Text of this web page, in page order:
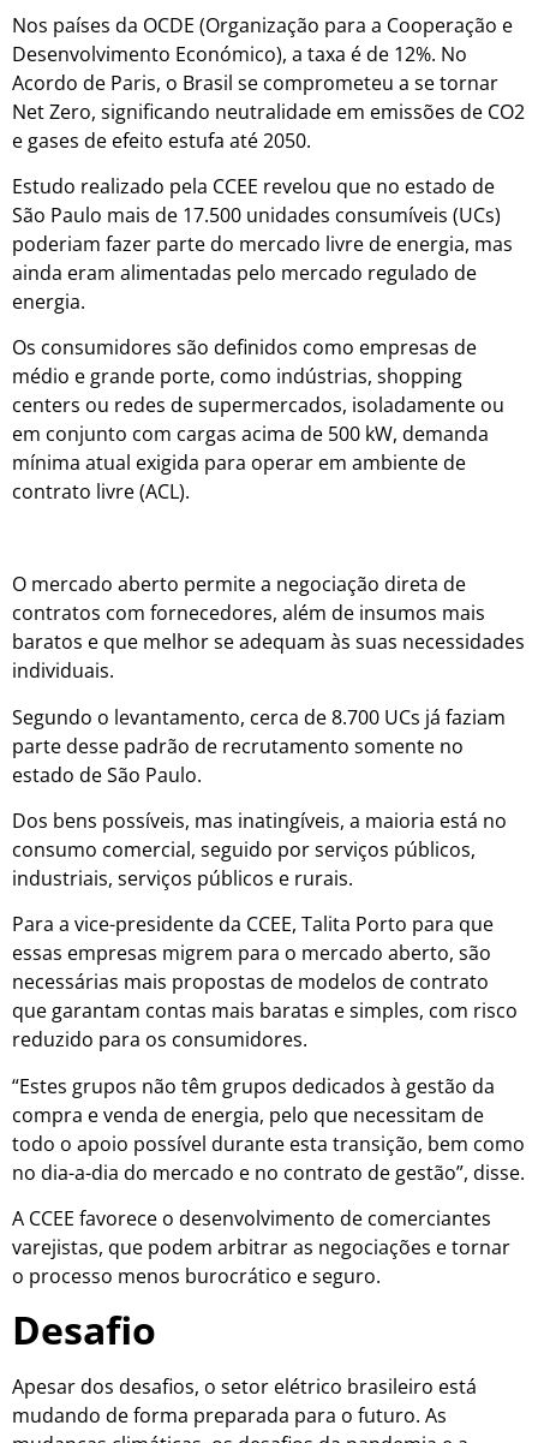
Nos países da OCDE (Organização para a Cooperação e
Desenvolvimento Económico), a taxa é de 12%. No
Acordo de Paris, o Brasil se comprometeu a se tornar
Net Zero, significando neutralidade em emissões de CO2
e gases de efeito estufa até 2050.
Estudo realizado pela CCEE revelou que no estado de
São Paulo mais de 17.500 unidades consumíveis (UCs)
poderiam fazer parte do mercado livre de energia, mas
ainda eram alimentadas pelo mercado regulado de
energia.
Os consumidores são definidos como empresas de
médio e grande porte, como indústrias, shopping
centers ou redes de supermercados, isoladamente ou
em conjunto com cargas acima de 500 kW, demanda
mínima atual exigida para operar em ambiente de
contrato livre (ACL).
O mercado aberto permite a negociação direta de
contratos com fornecedores, além de insumos mais
baratos e que melhor se adequam às suas necessidades
individuais.
Segundo o levantamento, cerca de 8.700 UCs já faziam
parte desse padrão de recrutamento somente no
estado de São Paulo.
Dos bens possíveis, mas inatingíveis, a maioria está no
consumo comercial, seguido por serviços públicos,
industriais, serviços públicos e rurais.
Para a vice-presidente da CCEE, Talita Porto para que
essas empresas migrem para o mercado aberto, são
necessárias mais propostas de modelos de contrato
que garantam contas mais baratas e simples, com risco
reduzido para os consumidores.
“Estes grupos não têm grupos dedicados à gestão da
compra e venda de energia, pelo que necessitam de
todo o apoio possível durante esta transição, bem como
no dia-a-dia do mercado e no contrato de gestão”, disse.
A CCEE favorece o desenvolvimento de comerciantes
varejistas, que podem arbitrar as negociações e tornar
o processo menos burocrático e seguro.
Desafio
Apesar dos desafios, o setor elétrico brasileiro está
mudando de forma preparada para o futuro. As